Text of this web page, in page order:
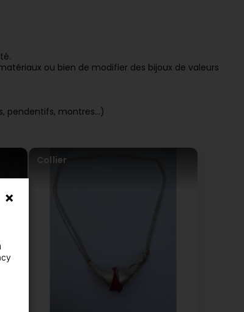
ou bien de modifier des bijoux de valeurs
pendentifs, montres...)
Collier